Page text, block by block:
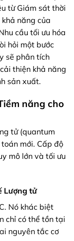
từ Giám sát thời
năng của
cầu tối ưu hóa
hỏi một bước
sẽ phân tích
cải thiện khả năng
sản xuất.
năng cho
tử (quantum
mới. Cấp độ
mô lớn và tối ưu
Lượng tử
Nó khác biệt
chỉ có thể tồn tại
nguyên tắc cơ